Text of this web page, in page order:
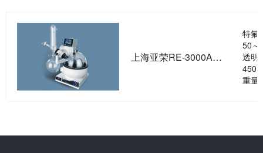
上海亚荣RE-3000A旋转蒸发器
特氟
50～
透明
重量